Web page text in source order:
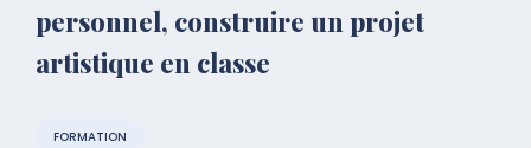
personnel, construire un projet
artistique en classe
FORMATION